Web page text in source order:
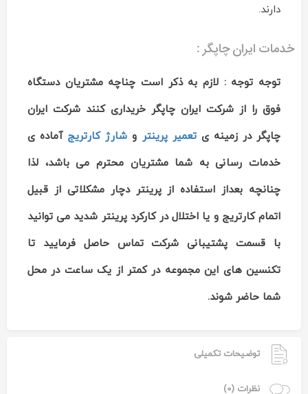
دارند.
خدمات ایران چاپگر :
توجه توجه : لازم به ذکر است چناچه مشتریان دستگاه
فوق را از شرکت ایران چاپگر خریداری کنند شرکت ایران
چاپگر در زمینه یتعمیر پرینتر و شارژ کارتریج آماده ی
خدمات رسانی به شما مشتریان محترم می باشد، لذا
چنانچه بعداز استفاده از پرینتر دچار مشکلاتی از قبیل
اتمام کارتریج و یا اختلال در کارکرد پرینتر شدید می توانید
با قسمت پشتیبانی شرکت تماس حاصل فرمایید تا
تکنسین های این مجموعه در کمتر از یک ساعت در محل
شما حاضر شوند.
توضیحات تکمیلی
نظرات (0)